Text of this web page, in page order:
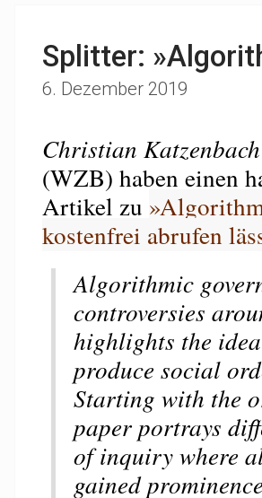
Splitter:
6. Dezember 2019
Christian Katzenbach
(WZB) haben einen
Artikel zu
kostenfrei abrufen
Algorithmic
controversies
highlights the
produce social
Starting with the
paper portrays
of inquiry where
gained